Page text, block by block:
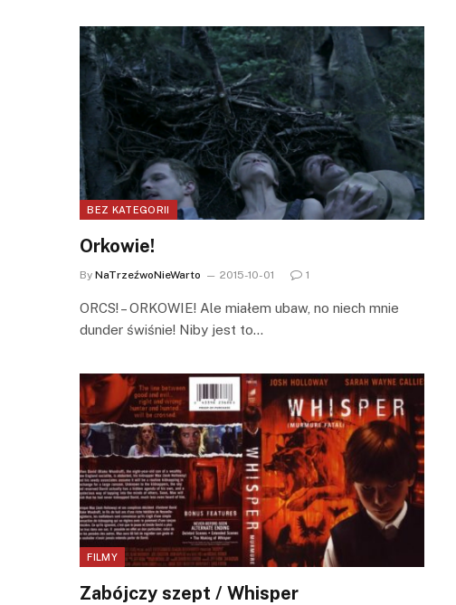
BEZ KATEGORII
Orkowie!
By NaTrzeźwoNieWarto 2015-10-01 1
ORCS! – ORKOWIE! Ale miałem ubaw, no niech mnie
dunder świśnie! Niby jest to…
FILMY
Zabójczy szept / Whisper